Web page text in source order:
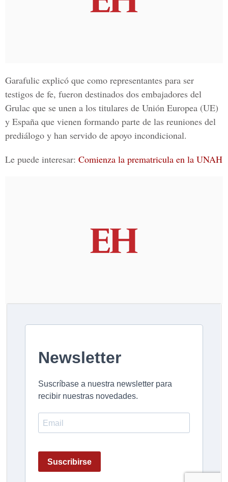
Garafulic explicó que como representantes para ser
testigos de fe, fueron destinados dos embajadores del
Grulac que se unen a los titulares de Unión Europea (UE)
y España que vienen formando parte de las reuniones del
prediálogo y han servido de apoyo incondicional.
Le puede interesar: Comienza la prematricula en la UNAH